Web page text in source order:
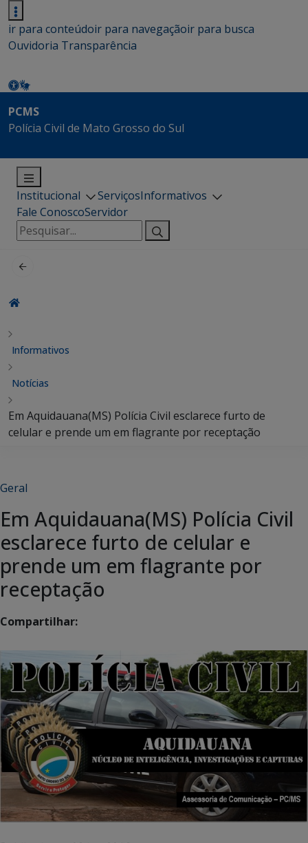
ir para conteúdoir para navegaçãoir para busca
Ouvidoria Transparência
PCMS
Polícia Civil de Mato Grosso do Sul
Institucional ServiçosInformativos
Fale ConoscoServidor
Pesquisar
por:
Informativos
Notícias
Em Aquidauana(MS) Polícia Civil esclarece furto de
celular e prende um em flagrante por receptação
Geral
Em Aquidauana(MS) Polícia Civil
esclarece furto de celular e
prende um em flagrante por
receptação
Compartilhar: